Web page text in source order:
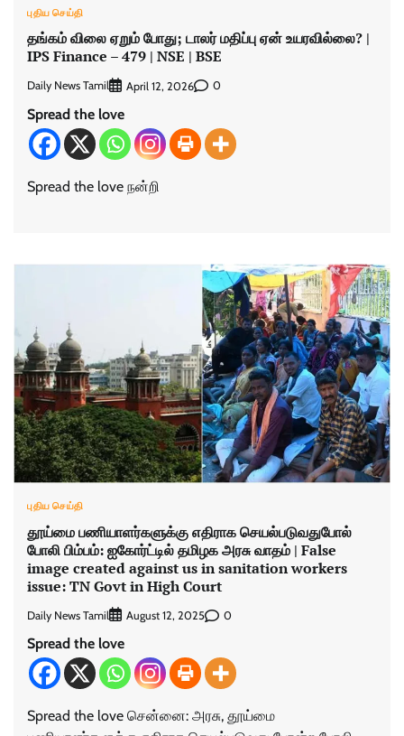
புதிய செய்தி
தங்கம் விலை ஏறும் போது; டாலர் மதிப்பு ஏன் உயரவில்லை? |
IPS Finance – 479 | NSE | BSE
Daily News Tamil April 12, 2026 0
Spread the love
Spread the love நன்றி
புதிய செய்தி
தூய்மை பணியாளர்களுக்கு எதிராக செயல்படுவதுபோல்
போலி பிம்பம்: ஐகோர்ட்டில் தமிழக அரசு வாதம் | False
image created against us in sanitation workers
issue: TN Govt in High Court
Daily News Tamil August 12, 2025 0
Spread the love
Spread the love சென்னை: அரசு, தூய்மை